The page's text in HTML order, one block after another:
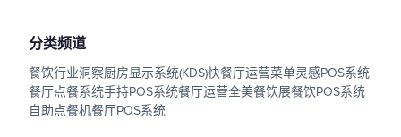
分类频道
餐饮行业洞察厨房显示系统(KDS)快餐厅运营菜单灵感POS系统
餐厅点餐系统手持POS系统餐厅运营全美餐饮展餐饮POS系统
自助点餐机餐厅POS系统